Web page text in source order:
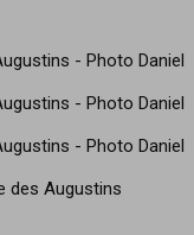
- Photo Daniel
- Photo Daniel
- Photo Daniel
des Augustins